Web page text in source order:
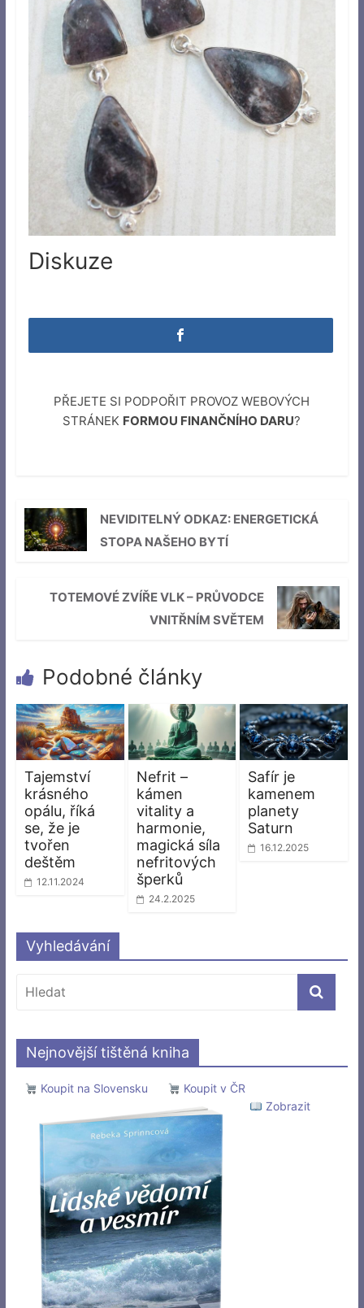
Diskuze
PŘEJETE SI PODPOŘIT PROVOZ WEBOVÝCH
STRÁNEK FORMOU FINANČNÍHO DARU?
NEVIDITELNÝ ODKAZ: ENERGETICKÁ
STOPA NAŠEHO BYTÍ
TOTEMOVÉ ZVÍŘE VLK – PRŮVODCE
VNITŘNÍM SVĚTEM
Podobné články
Tajemství
krásného
opálu, říká
se, že je
tvořen
deštěm
12.11.2024
Nefrit –
kámen
vitality a
harmonie,
magická síla
nefritových
šperků
24.2.2025
Safír je
kamenem
planety
Saturn
16.12.2025
Vyhledávání
Nejnovější tištěná kniha
Koupit na Slovensku
Koupit v ČR
Zobrazit